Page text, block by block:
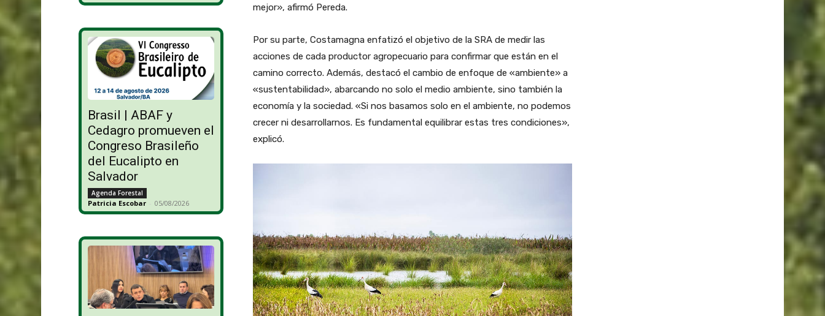
Brasil | ABAF y
Cedagro promueven el
Congreso Brasileño
del Eucalipto en
Salvador
Agenda Forestal
Patricia Escobar - 05/08/2026
mejor», afirmó Pereda.
Por su parte, Costamagna enfatizó el objetivo de la SRA de medir las
acciones de cada productor agropecuario para confirmar que están en el
camino correcto. Además, destacó el cambio de enfoque de «ambiente» a
«sustentabilidad», abarcando no solo el medio ambiente, sino también la
economía y la sociedad. «Si nos basamos solo en el ambiente, no podemos
crecer ni desarrollarnos. Es fundamental equilibrar estas tres condiciones»,
explicó.